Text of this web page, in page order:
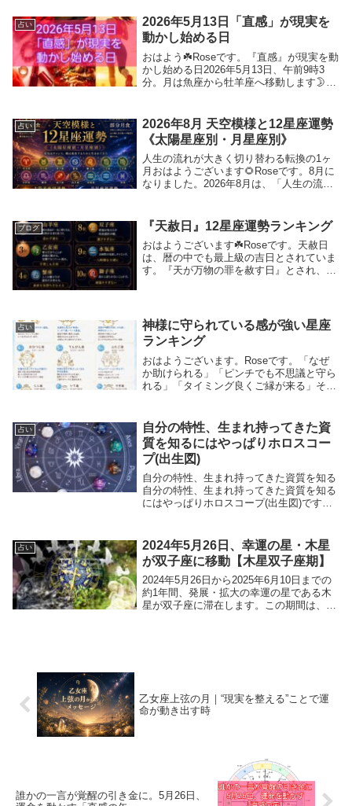
占い
2026年5月13日「直感」が現実を
動かし始める日
おはよう☘️Roseです。『直感』が現実を動
かし始める日2026年5月13日、午前9時3
分。月は魚座から牡羊座へ移動します🌛こ
情の揺れ・浄化・共感・手放しといっ
た、...
占い
2026年8月 天空模様と12星座運勢
《太陽星座別・月星座別》
人生の流れが大きく切り替わる転換の1ヶ
月おはようございます🌻Roseです。8月に
なりました。2026年8月は、「人生の流れ
迎える部分月食という「食」のシーズンに
入り...
ブログ 『天赦日』12星座運勢ランキング
おはようございます☘️Roseです。天赦日
は、暦の中でも最上級の吉日とされていま
す。『天が万物の罪を赦す日』とされ、こ
いたこと...
占い
神様に守られている感が強い星座
ランキング
おはようございます。Roseです。「なぜ
か助けられる」「ピンチでも不思議と守ら
れる」「タイミング良くご縁が来る」そん
の星座もそれぞれ素晴らしい魅力を持って
います。...
占い
自分の特性、生まれ持ってきた資
質を知るにはやっぱりホロスコー
プ(出生図)
自分の特性、生まれ持ってきた資質を知る
自分の特性、生まれ持ってきた資質を知る
にはやっぱりホロスコープ(出生図)です。
ホロスコープには、アセンダント(ASC)、
MCな...
占い
2024年5月26日、幸運の星・木星
が双子座に移動【木星双子座期】
2024年5月26日から2025年6月10日までの
約1年間、発展・拡大の幸運の星である木
星が双子座に滞在します。この期間は、双
乙女座上弦の月｜“現実を整える”ことで運
命が動き出す時
誰かの一言が覚醒の引き金に。5月26日、